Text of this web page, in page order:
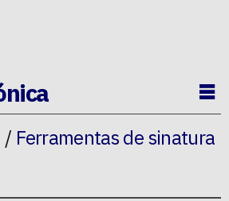
Ferramentas de sinatura